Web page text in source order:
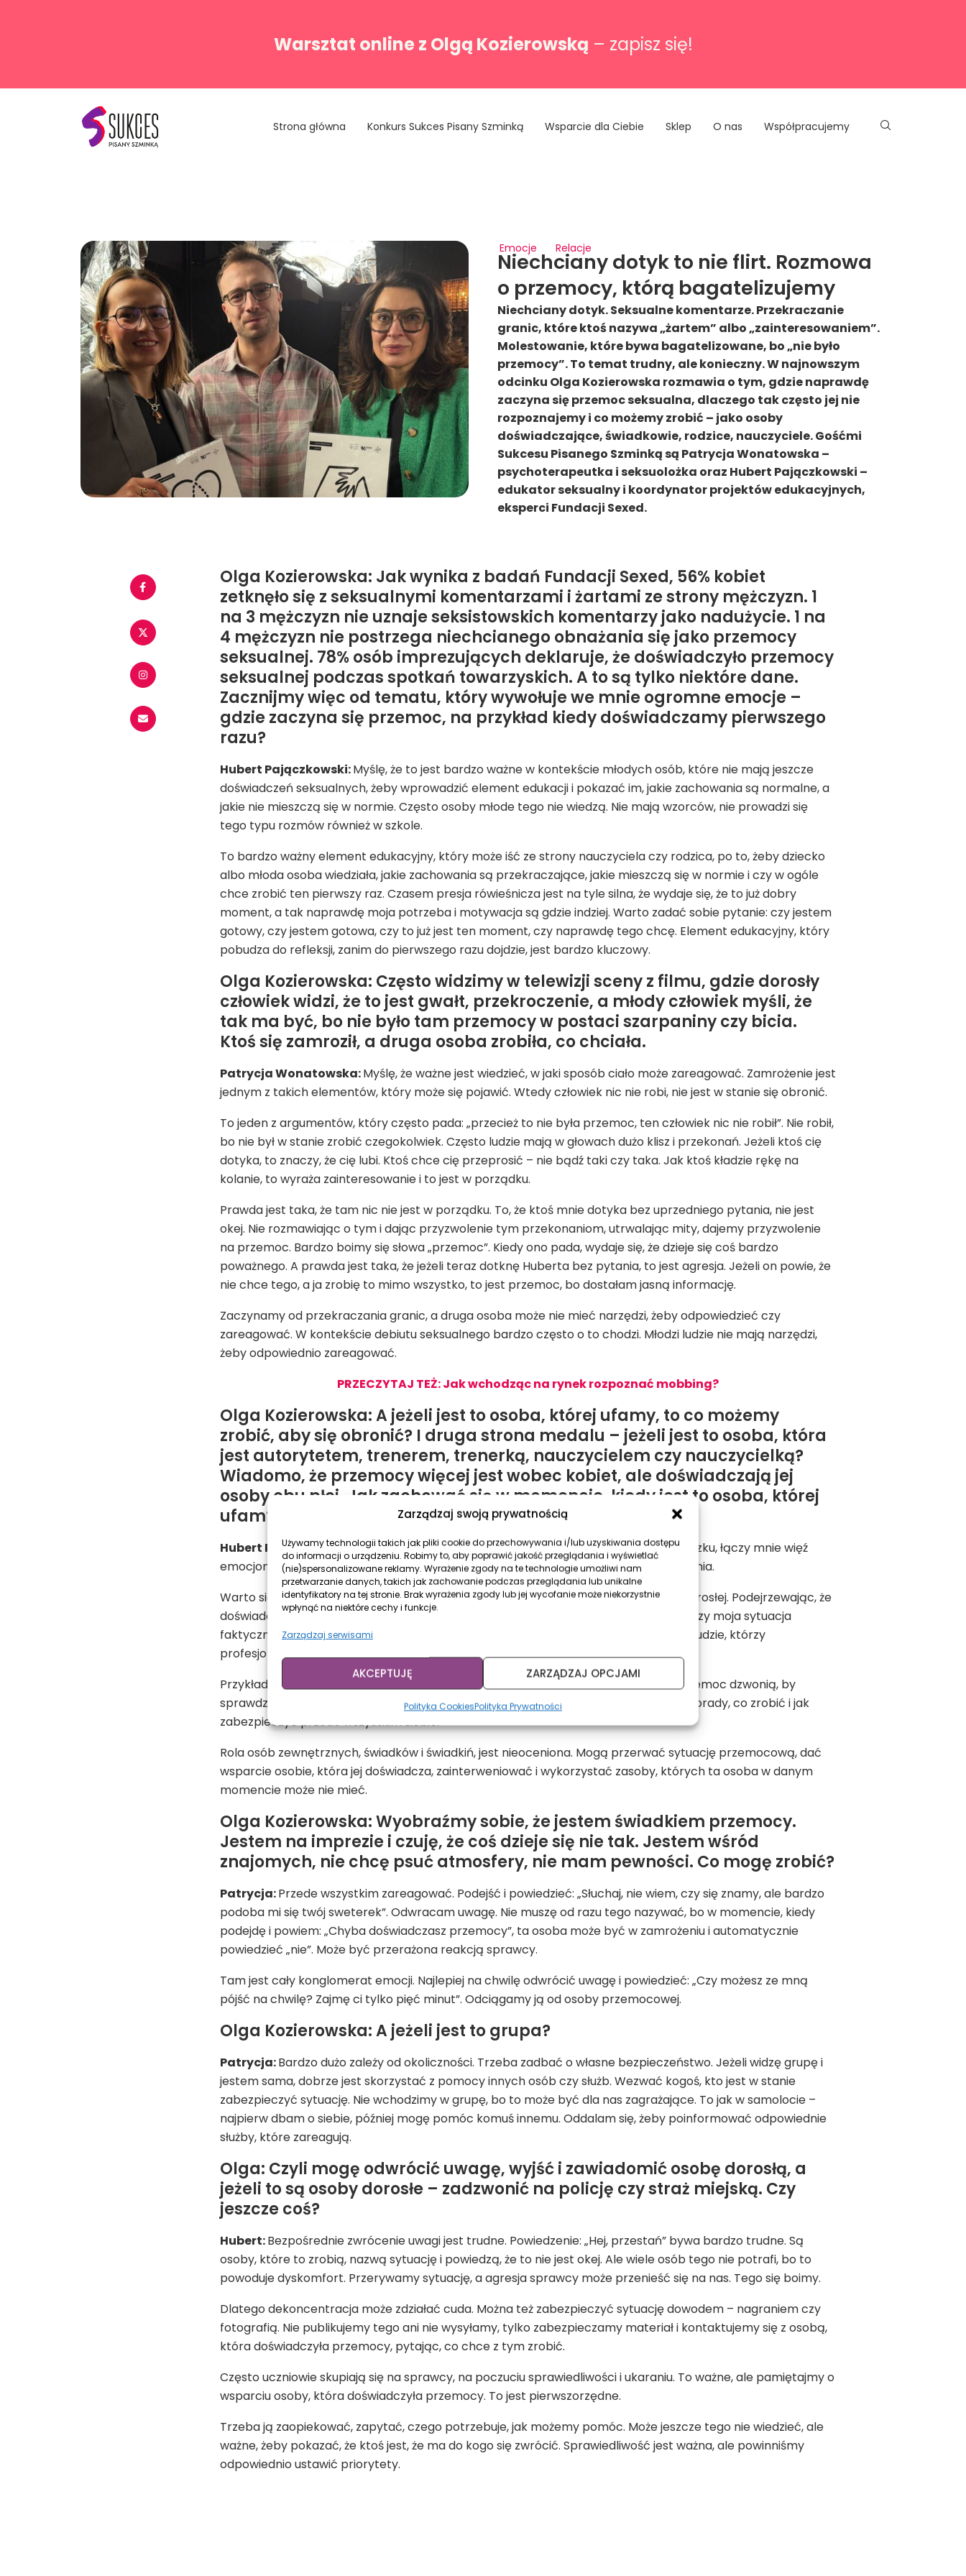
Zarządzaj swoją prywatnością
Używamy technologii takich jak pliki cookie do przechowywania i/lub uzyskiwania dostępu
do informacji o urządzeniu. Robimy to, aby poprawić jakość przeglądania i wyświetlać
(nie)spersonalizowane reklamy. Wyrażenie zgody na te technologie umożliwi nam
przetwarzanie danych, takich jak zachowanie podczas przeglądania lub unikalne
identyfikatory na tej stronie. Brak wyrażenia zgody lub jej wycofanie może niekorzystnie
wpłynąć na niektóre cechy i funkcje.
Zarządzaj serwisami
AKCEPTUJĘ ZARZĄDZAJ OPCJAMI
Polityka CookiesPolityka Prywatności
Warsztat online z Olgą Kozierowską – zapisz się!
Strona główna Konkurs Sukces Pisany Szminką Wsparcie dla Ciebie Sklep O nas Współpracujemy
Emocje Relacje
Niechciany dotyk to nie flirt. Rozmowa
o przemocy, którą bagatelizujemy
Niechciany dotyk. Seksualne komentarze. Przekraczanie
granic, które ktoś nazywa „żartem” albo „zainteresowaniem”.
Molestowanie, które bywa bagatelizowane, bo „nie było
przemocy”. To temat trudny, ale konieczny. W najnowszym
odcinku Olga Kozierowska rozmawia o tym, gdzie naprawdę
zaczyna się przemoc seksualna, dlaczego tak często jej nie
rozpoznajemy i co możemy zrobić – jako osoby
doświadczające, świadkowie, rodzice, nauczyciele. Gośćmi
Sukcesu Pisanego Szminką są Patrycja Wonatowska –
psychoterapeutka i seksuolożka oraz Hubert Pajączkowski –
edukator seksualny i koordynator projektów edukacyjnych,
eksperci Fundacji Sexed.
Olga Kozierowska: Jak wynika z badań Fundacji Sexed, 56% kobiet
zetknęło się z seksualnymi komentarzami i żartami ze strony mężczyzn. 1
na 3 mężczyzn nie uznaje seksistowskich komentarzy jako nadużycie. 1 na
4 mężczyzn nie postrzega niechcianego obnażania się jako przemocy
seksualnej. 78% osób imprezujących deklaruje, że doświadczyło przemocy
seksualnej podczas spotkań towarzyskich. A to są tylko niektóre dane.
Zacznijmy więc od tematu, który wywołuje we mnie ogromne emocje –
gdzie zaczyna się przemoc, na przykład kiedy doświadczamy pierwszego
razu?
Hubert Pajączkowski:Myślę, że to jest bardzo ważne w kontekście młodych osób, które nie mają jeszcze
doświadczeń seksualnych, żeby wprowadzić element edukacji i pokazać im, jakie zachowania są normalne, a
jakie nie mieszczą się w normie. Często osoby młode tego nie wiedzą. Nie mają wzorców, nie prowadzi się
tego typu rozmów również w szkole.
To bardzo ważny element edukacyjny, który może iść ze strony nauczyciela czy rodzica, po to, żeby dziecko
albo młoda osoba wiedziała, jakie zachowania są przekraczające, jakie mieszczą się w normie i czy w ogóle
chce zrobić ten pierwszy raz. Czasem presja rówieśnicza jest na tyle silna, że wydaje się, że to już dobry
moment, a tak naprawdę moja potrzeba i motywacja są gdzie indziej. Warto zadać sobie pytanie: czy jestem
gotowy, czy jestem gotowa, czy to już jest ten moment, czy naprawdę tego chcę. Element edukacyjny, który
pobudza do refleksji, zanim do pierwszego razu dojdzie, jest bardzo kluczowy.
Olga Kozierowska: Często widzimy w telewizji sceny z filmu, gdzie dorosły
człowiek widzi, że to jest gwałt, przekroczenie, a młody człowiek myśli, że
tak ma być, bo nie było tam przemocy w postaci szarpaniny czy bicia.
Ktoś się zamroził, a druga osoba zrobiła, co chciała.
Patrycja Wonatowska:Myślę, że ważne jest wiedzieć, w jaki sposób ciało może zareagować. Zamrożenie jest
jednym z takich elementów, który może się pojawić. Wtedy człowiek nic nie robi, nie jest w stanie się obronić.
To jeden z argumentów, który często pada: „przecież to nie była przemoc, ten człowiek nic nie robił”. Nie robił,
bo nie był w stanie zrobić czegokolwiek. Często ludzie mają w głowach dużo klisz i przekonań. Jeżeli ktoś cię
dotyka, to znaczy, że cię lubi. Ktoś chce cię przeprosić – nie bądź taki czy taka. Jak ktoś kładzie rękę na
kolanie, to wyraża zainteresowanie i to jest w porządku.
Prawda jest taka, że tam nic nie jest w porządku. To, że ktoś mnie dotyka bez uprzedniego pytania, nie jest
okej. Nie rozmawiając o tym i dając przyzwolenie tym przekonaniom, utrwalając mity, dajemy przyzwolenie
na przemoc. Bardzo boimy się słowa „przemoc”. Kiedy ono pada, wydaje się, że dzieje się coś bardzo
poważnego. A prawda jest taka, że jeżeli teraz dotknę Huberta bez pytania, to jest agresja. Jeżeli on powie, że
nie chce tego, a ja zrobię to mimo wszystko, to jest przemoc, bo dostałam jasną informację.
Zaczynamy od przekraczania granic, a druga osoba może nie mieć narzędzi, żeby odpowiedzieć czy
zareagować. W kontekście debiutu seksualnego bardzo często o to chodzi. Młodzi ludzie nie mają narzędzi,
żeby odpowiednio zareagować.
PRZECZYTAJ TEŻ: Jak wchodząc na rynek rozpoznać mobbing?
Olga Kozierowska: A jeżeli jest to osoba, której ufamy, to co możemy
zrobić, aby się obronić? I druga strona medalu – jeżeli jest to osoba, która
jest autorytetem, trenerem, trenerką, nauczycielem czy nauczycielką?
Wiadomo, że przemocy więcej jest wobec kobiet, ale doświadczają jej
osoby obu płci. Jak zachować się w momencie, kiedy jest to osoba, której
ufam?
Hubert Pajączkowski:To jest trudne, bo z osobą, której ufam, z którą jestem w związku, łączy mnie więź
emocjonalna, często zależność finansowa. Czasem jest to bardzo ciężkie do przerwania.
Warto sięgnąć po wsparcie dodatkowych osób – rówieśników czy zaufanej osoby dorosłej. Podejrzewając, że
doświadczam przemocy, mogę skontaktować się z telefonem zaufania i sprawdzić, czy moja sytuacja
faktycznie jest przemocowa. Czasem nie umiem tego nazwać ani rozpoznać, ale są ludzie, którzy
profesjonalnie się tym zajmują i mogą pomóc.
Przykładem jest antyprzemocowa linia fundacjesexed.pl, gdzie osoby uwikłane w przemoc dzwonią, by
sprawdzić, czy sytuacja, w której się znajdują, jest przekraczająca. Konsultanci dają porady, co zrobić i jak
zabezpieczyć przede wszystkim siebie.
Rola osób zewnętrznych, świadków i świadkiń, jest nieoceniona. Mogą przerwać sytuację przemocową, dać
wsparcie osobie, która jej doświadcza, zainterweniować i wykorzystać zasoby, których ta osoba w danym
momencie może nie mieć.
Olga Kozierowska: Wyobraźmy sobie, że jestem świadkiem przemocy.
Jestem na imprezie i czuję, że coś dzieje się nie tak. Jestem wśród
znajomych, nie chcę psuć atmosfery, nie mam pewności. Co mogę zrobić?
Patrycja:Przede wszystkim zareagować. Podejść i powiedzieć: „Słuchaj, nie wiem, czy się znamy, ale bardzo
podoba mi się twój sweterek”. Odwracam uwagę. Nie muszę od razu tego nazywać, bo w momencie, kiedy
podejdę i powiem: „Chyba doświadczasz przemocy”, ta osoba może być w zamrożeniu i automatycznie
powiedzieć „nie”. Może być przerażona reakcją sprawcy.
Tam jest cały konglomerat emocji. Najlepiej na chwilę odwrócić uwagę i powiedzieć: „Czy możesz ze mną
pójść na chwilę? Zajmę ci tylko pięć minut”. Odciągamy ją od osoby przemocowej.
Olga Kozierowska: A jeżeli jest to grupa?
Patrycja:Bardzo dużo zależy od okoliczności. Trzeba zadbać o własne bezpieczeństwo. Jeżeli widzę grupę i
jestem sama, dobrze jest skorzystać z pomocy innych osób czy służb. Wezwać kogoś, kto jest w stanie
zabezpieczyć sytuację. Nie wchodzimy w grupę, bo to może być dla nas zagrażające. To jak w samolocie –
najpierw dbam o siebie, później mogę pomóc komuś innemu. Oddalam się, żeby poinformować odpowiednie
służby, które zareagują.
Olga: Czyli mogę odwrócić uwagę, wyjść i zawiadomić osobę dorosłą, a
jeżeli to są osoby dorosłe – zadzwonić na policję czy straż miejską. Czy
jeszcze coś?
Hubert:Bezpośrednie zwrócenie uwagi jest trudne. Powiedzenie: „Hej, przestań” bywa bardzo trudne. Są
osoby, które to zrobią, nazwą sytuację i powiedzą, że to nie jest okej. Ale wiele osób tego nie potrafi, bo to
powoduje dyskomfort. Przerywamy sytuację, a agresja sprawcy może przenieść się na nas. Tego się boimy.
Dlatego dekoncentracja może zdziałać cuda. Można też zabezpieczyć sytuację dowodem – nagraniem czy
fotografią. Nie publikujemy tego ani nie wysyłamy, tylko zabezpieczamy materiał i kontaktujemy się z osobą,
która doświadczyła przemocy, pytając, co chce z tym zrobić.
Często uczniowie skupiają się na sprawcy, na poczuciu sprawiedliwości i ukaraniu. To ważne, ale pamiętajmy o
wsparciu osoby, która doświadczyła przemocy. To jest pierwszorzędne.
Trzeba ją zaopiekować, zapytać, czego potrzebuje, jak możemy pomóc. Może jeszcze tego nie wiedzieć, ale
ważne, żeby pokazać, że ktoś jest, że ma do kogo się zwrócić. Sprawiedliwość jest ważna, ale powinniśmy
odpowiednio ustawić priorytety.